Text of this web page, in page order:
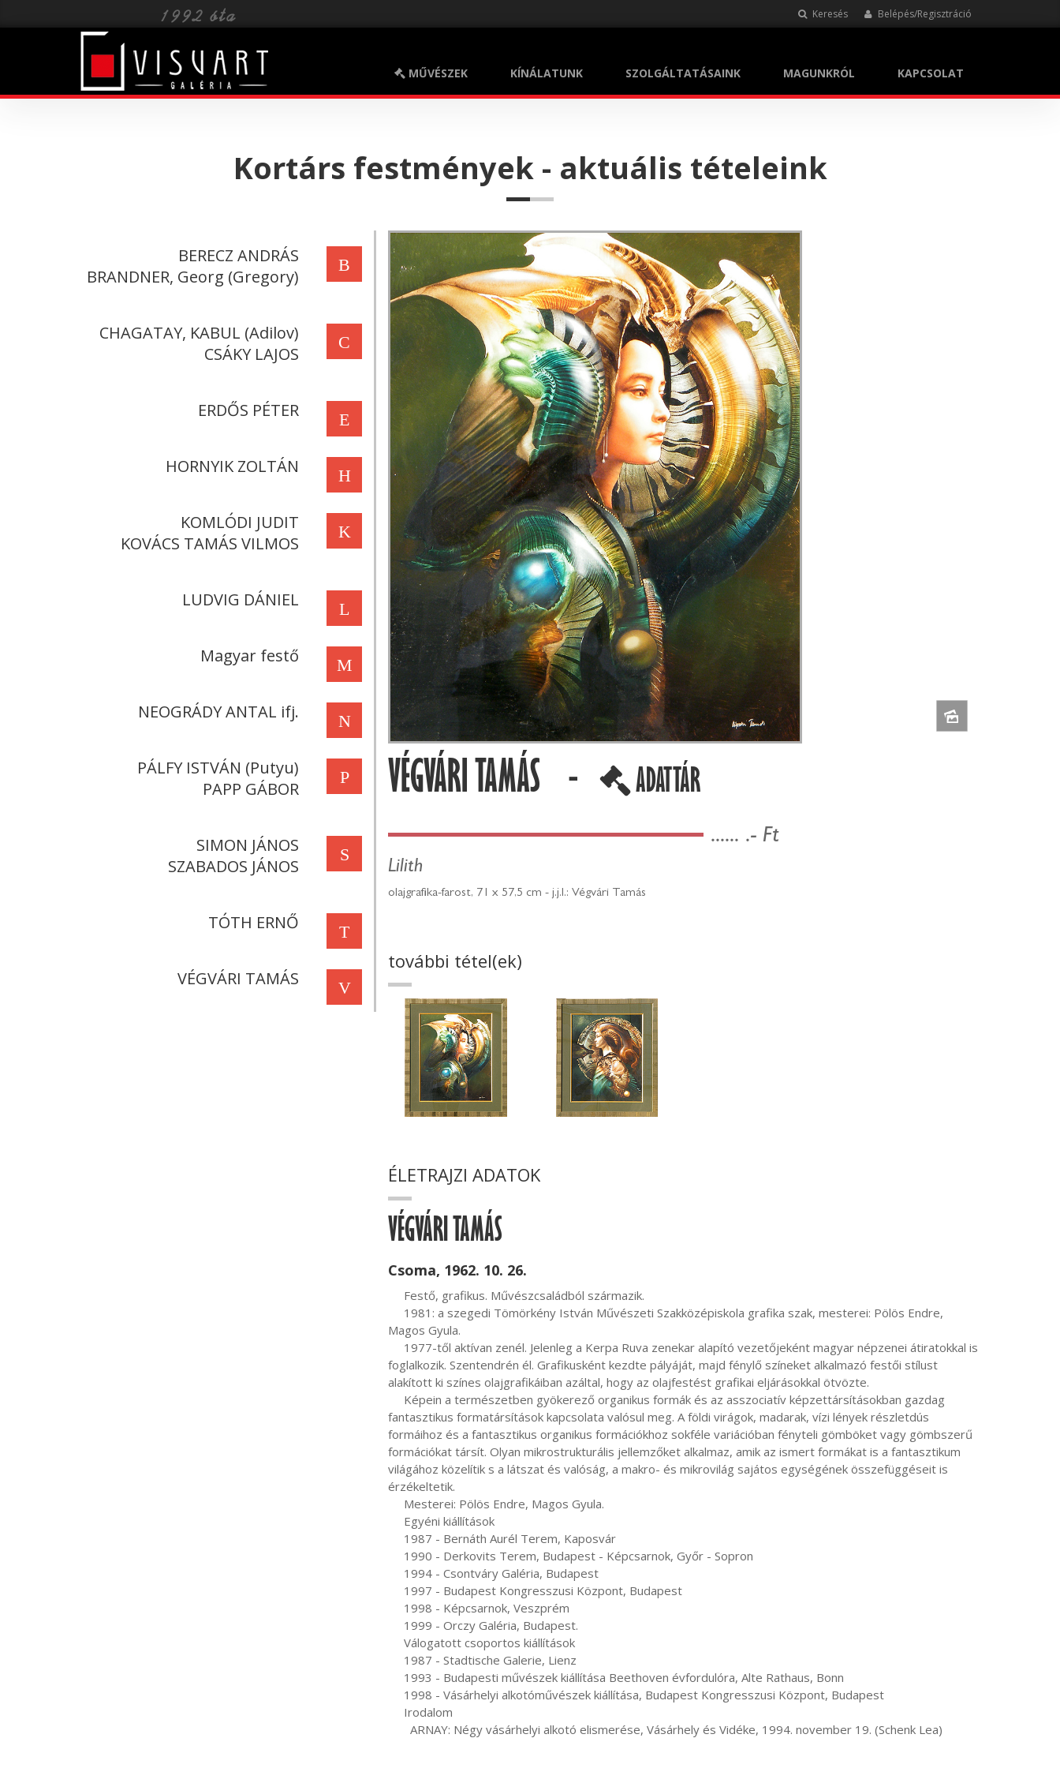
Keresés Belépés/Regisztráció
MŰVÉSZEK KÍNÁLATUNK SZOLGÁLTATÁSAINK MAGUNKRÓL KAPCSOLAT
Kortárs festmények - aktuális tételeink
B
BERECZ ANDRÁS
BRANDNER, Georg (Gregory)
C
CHAGATAY, KABUL (Adilov)
CSÁKY LAJOS
E
ERDŐS PÉTER
H
HORNYIK ZOLTÁN
K
KOMLÓDI JUDIT
KOVÁCS TAMÁS VILMOS
L
LUDVIG DÁNIEL
M
Magyar festő
N
NEOGRÁDY ANTAL ifj.
P
PÁLFY ISTVÁN (Putyu)
PAPP GÁBOR
S
SIMON JÁNOS
SZABADOS JÁNOS
T
TÓTH ERNŐ
V
VÉGVÁRI TAMÁS
VÉGVÁRI TAMÁS - ADATTÁR
...... .- Ft
Lilith
olajgrafika-farost, 71 x 57,5 cm - j.j.l.: Végvári Tamás
további tétel(ek)
ÉLETRAJZI ADATOK
VÉGVÁRI TAMÁS
Csoma, 1962. 10. 26.
Magos Gyula.
foglalkozik. Szentendrén él. Grafikusként kezdte pályáját, majd fénylő színeket alkalmazó festői stílust
alakított ki színes olajgrafikáiban azáltal, hogy az olajfestést grafikai eljárásokkal ötvözte.
fantasztikus formatársítások kapcsolata valósul meg. A földi virágok, madarak, vízi lények részletdús
formáihoz és a fantasztikus organikus formációkhoz sokféle variációban fényteli gömböket vagy gömbszerű
formációkat társít. Olyan mikrostrukturális jellemzőket alkalmaz, amik az ismert formákat is a fantasztikum
világához közelítik s a látszat és valóság, a makro- és mikrovilág sajátos egységének összefüggéseit is
érzékeltetik.